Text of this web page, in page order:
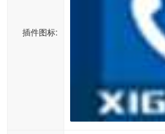
插件图标: